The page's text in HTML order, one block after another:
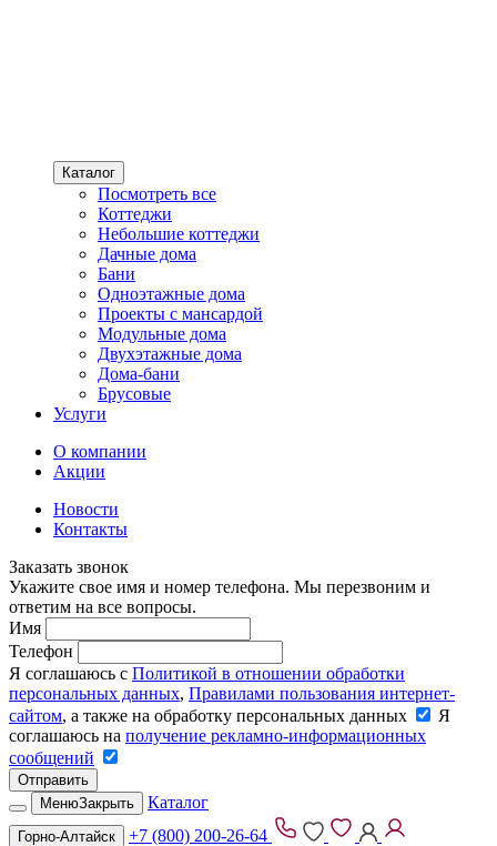
Каталог
Посмотреть все
Коттеджи
Небольшие коттеджи
Дачные дома
Бани
Одноэтажные дома
Проекты с мансардой
Модульные дома
Двухэтажные дома
Дома-бани
Брусовые
Услуги
О компании
Акции
Новости
Контакты
Заказать звонок
Укажите свое имя и номер телефона. Мы перезвоним и
ответим на все вопросы.
Имя
Телефон
Я соглашаюсь с Политикой в отношении обработки
персональных данных, Правилами пользования интернет-
сайтом, а также на обработку персональных данных
Я
соглашаюсь на получение рекламно-информационных
сообщений
Отправить
МенюЗакрыть Каталог
Горно-Алтайск
+7 (800) 200-26-64